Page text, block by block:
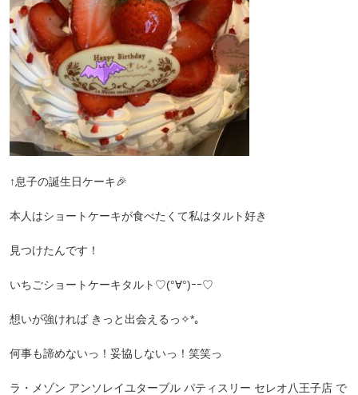
↑息子の誕生日ケーキ🎉
本人はショートケーキが食べたくて私はタルト好き
見つけたんです！
いちごショートケーキタルト♡(°∀°)ｰｰ♡
想いが強ければ きっと出会えるっ✧*｡
何事も諦めないっ！妥協しないっ！笑笑っ
ラ・メゾン アンソレイユターブル パティスリー セレオ八王子店 で